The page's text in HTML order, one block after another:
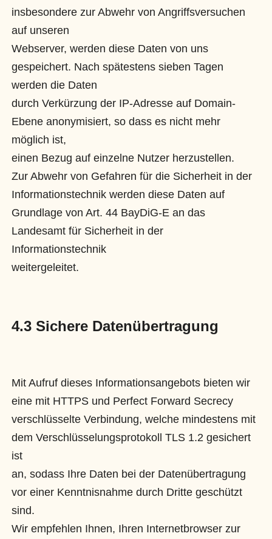
insbesondere zur Abwehr von Angriffsversuchen
auf unseren
Webserver, werden diese Daten von uns
gespeichert. Nach spätestens sieben Tagen
werden die Daten
durch Verkürzung der IP-Adresse auf Domain-
Ebene anonymisiert, so dass es nicht mehr
möglich ist,
einen Bezug auf einzelne Nutzer herzustellen.
Zur Abwehr von Gefahren für die Sicherheit in der
Informationstechnik werden diese Daten auf
Grundlage von Art. 44 BayDiG-E an das
Landesamt für Sicherheit in der
Informationstechnik
weitergeleitet.
4.3 Sichere Datenübertragung
Mit Aufruf dieses Informationsangebots bieten wir
eine mit HTTPS und Perfect Forward Secrecy
verschlüsselte Verbindung, welche mindestens mit
dem Verschlüsselungsprotokoll TLS 1.2 gesichert
ist
an, sodass Ihre Daten bei der Datenübertragung
vor einer Kenntnisnahme durch Dritte geschützt
sind.
Wir empfehlen Ihnen, Ihren Internetbrowser zur